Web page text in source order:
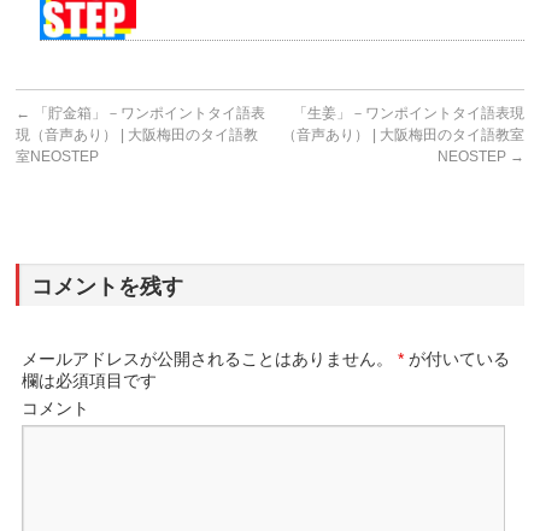
←
「貯金箱」－ワンポイントタイ語表
現（音声あり） | 大阪梅田のタイ語教
室NEOSTEP
「生姜」－ワンポイントタイ語表現
（音声あり） | 大阪梅田のタイ語教室
NEOSTEP →
コメントを残す
メールアドレスが公開されることはありません。 * が付いている
欄は必須項目です
コメント